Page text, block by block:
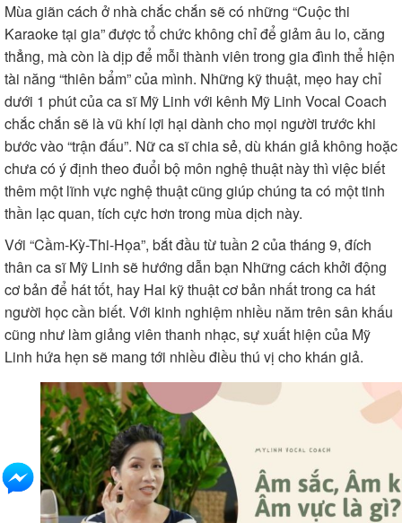
Mùa giãn cách ở nhà chắc chắn sẽ có những “Cuộc thi
Karaoke tại gia” được tổ chức không chỉ để giảm âu lo, căng
thẳng, mà còn là dịp để mỗi thành viên trong gia đình thể hiện
tài năng “thiên bẩm” của mình. Những kỹ thuật, mẹo hay chỉ
dưới 1 phút của ca sĩ Mỹ Linh với kênh Mỹ Linh Vocal Coach
chắc chắn sẽ là vũ khí lợi hại dành cho mọi người trước khi
bước vào “trận đấu”. Nữ ca sĩ chia sẻ, dù khán giả không hoặc
chưa có ý định theo đuổi bộ môn nghệ thuật này thì việc biết
thêm một lĩnh vực nghệ thuật cũng giúp chúng ta có một tinh
thần lạc quan, tích cực hơn trong mùa dịch này.
Với “Cầm-Kỳ-Thi-Họa”, bắt đầu từ tuần 2 của tháng 9, đích
thân ca sĩ Mỹ Linh sẽ hướng dẫn bạn Những cách khởi động
cơ bản để hát tốt, hay Hai kỹ thuật cơ bản nhất trong ca hát
người học cần biết. Với kinh nghiệm nhiều năm trên sân khấu
cũng như làm giảng viên thanh nhạc, sự xuất hiện của Mỹ
Linh hứa hẹn sẽ mang tới nhiều điều thú vị cho khán giả.